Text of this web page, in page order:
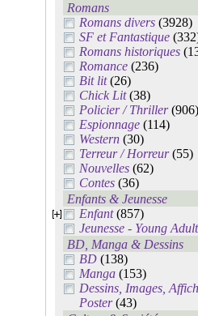
Romans
Romans divers (3928)
SF et Fantastique
Romans historiques
Romance (236)
Bit lit(26)
Chick Lit(38)
Policier / Thriller(906)
Espionnage (114)
Western (30)
Terreur / Horreur(55)
Nouvelles (62)
Contes (36)
Enfants & Jeunesse
Enfant(857)
Jeunesse - Young Adult
BD, Manga & Dessins
BD (138)
Manga (153)
Dessins, Images,
Poster(43)